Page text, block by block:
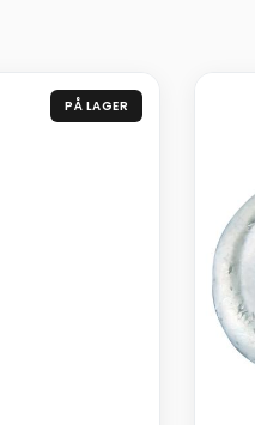
PÅ LAGER